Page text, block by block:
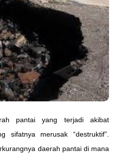
pantai yang terjadi akibat
sifatnya merusak “destruktif”.
daerah pantai di mana